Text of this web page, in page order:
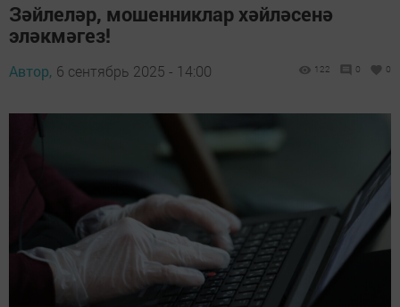
Зәйлеләр, мошенниклар хәйләсенә
эләкмәгез!
Автор, 6 сентябрь 2025 - 14:00 122 0 0